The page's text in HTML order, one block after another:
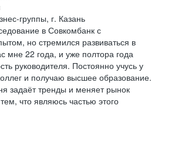
группы, г. Казань
в Совкомбанк с
но стремился развиваться в
мне 22 года, и уже полтора года
руководителя. Постоянно учусь у
и получаю высшее образование.
задаёт тренды и меняет рынок
что являюсь частью этого